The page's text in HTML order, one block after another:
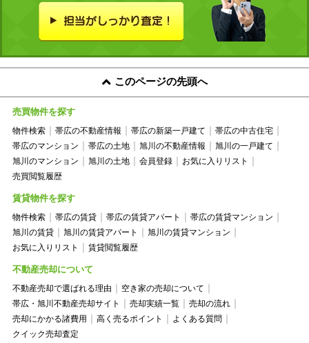
このページの先頭へ
売買物件を探す
物件検索 帯広の不動産情報 帯広の新築一戸建て
帯広の中古住宅
帯広のマンション
帯広の土地 旭川の不動産情報
旭川の一戸建て
旭川のマンション
旭川の土地 会員登録
お気に入りリスト
売買閲覧履歴
賃貸物件を探す
物件検索 帯広の賃貸 帯広の賃貸アパート
帯広の賃貸マンション
旭川の賃貸
旭川の賃貸アパート
旭川の賃貸マンション
お気に入りリスト
賃貸閲覧履歴
不動産売却について
不動産売却で選ばれる理由
空き家の売却について
帯広・旭川不動産売却サイト
売却実績一覧
売却の流れ
売却にかかる諸費用
高く売るポイント
よくある質問
クイック売却査定